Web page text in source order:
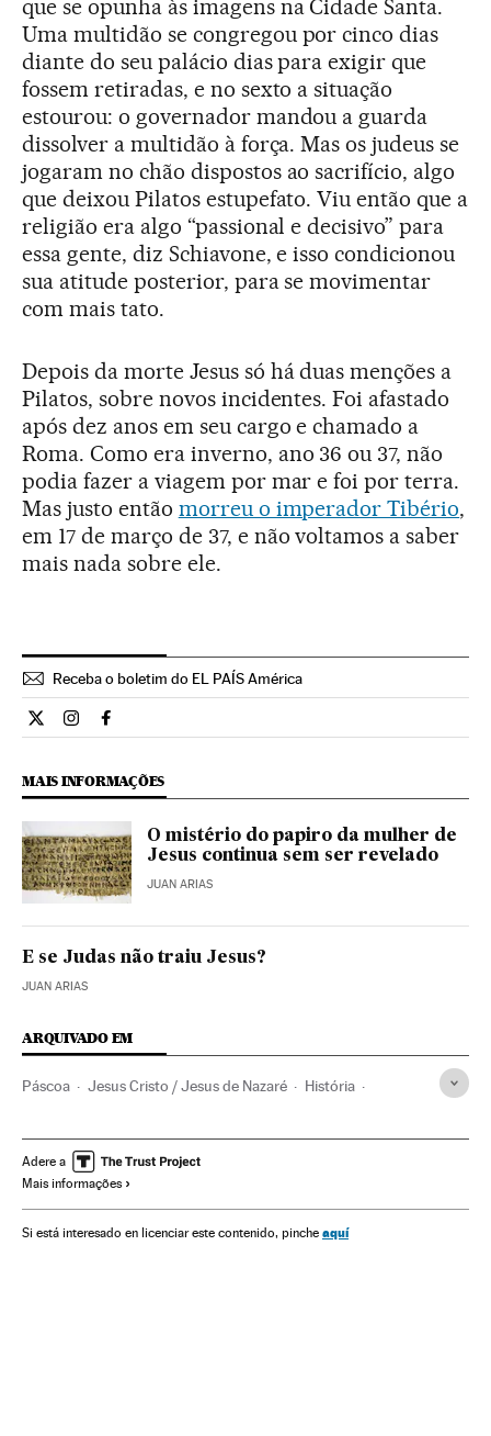
que se opunha às imagens na Cidade Santa.
Uma multidão se congregou por cinco dias
diante do seu palácio dias para exigir que
fossem retiradas, e no sexto a situação
estourou: o governador mandou a guarda
dissolver a multidão à força. Mas os judeus se
jogaram no chão dispostos ao sacrifício, algo
que deixou Pilatos estupefato. Viu então que a
religião era algo “passional e decisivo” para
essa gente, diz Schiavone, e isso condicionou
sua atitude posterior, para se movimentar
com mais tato.
Depois da morte Jesus só há duas menções a
Pilatos, sobre novos incidentes. Foi afastado
após dez anos em seu cargo e chamado a
Roma. Como era inverno, ano 36 ou 37, não
podia fazer a viagem por mar e foi por terra.
Mas justo então morreu o imperador Tibério,
em 17 de março de 37, e não voltamos a saber
mais nada sobre ele.
Receba o boletim do EL PAÍS América
Cultura El País Brasil en Twitter
Cultura El País Brasil en Instagram
Cultura El País Brasil en Facebook
MAIS INFORMAÇÕES
O mistério do papiro da mulher de
Jesus continua sem ser revelado
JUAN ARIAS
E se Judas não traiu Jesus?
JUAN ARIAS
ARQUIVADO EM
Páscoa Jesus Cristo / Jesus de Nazaré História
Adere a
Mais informações
Si está interesado en licenciar este contenido, pinche aquí